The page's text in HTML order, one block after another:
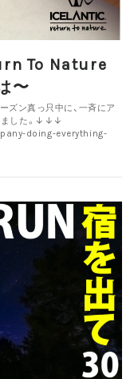
To Nature
〜
ズン真っ只中に、一斉にア
ました。↓↓↓
doing-everything-